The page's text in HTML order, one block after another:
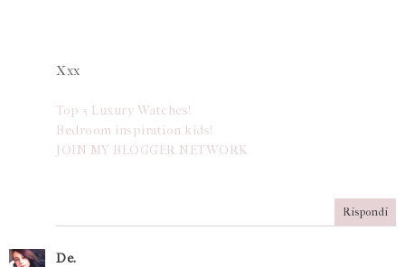
Xxx
Top 5 Luxury Watches!
Bedroom inspiration kids!
JOIN MY BLOGGER NETWORK
Rispondi
De.